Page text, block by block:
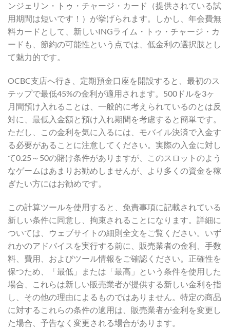
ンジェリン・トゥ・チャージ・カード（提供されている試
用期間は短いです！）が挙げられます。しかし、年会費無
料カードとして、新しいINGライム・トゥ・チャージ・カ
ードも、節約の可能性という点では、低金利の選択肢とし
て魅力的です。
OCBC支店へ行き、定期預金口座を開設すると、最初のス
テップで最低45%の金利が適用されます。500ドルを3ヶ
月間預け入れることは、一般的に考えられているのとは反
対に、最低入金額と預け入れ期間を考慮すると簡単です。
ただし、この金利を気に入るには、モバイル決済で入金す
る必要があることに注意してください。実際の入金に対し
て0.25～50の賭け条件がありますが、このスロットのよう
なゲームはあまりお勧めしませんが、より多くの資金を稼
ぎたい方にはお勧めです。
この計算ツールを使用すると、免責事項に記載されている
新しい条件に同意し、拘束されることになります。詳細に
ついては、ウェブサイトの細則全文をご覧ください。いず
れかのアドバイスを実行する前に、販売業者の金利、手数
料、費用、およびツール情報をご確認ください。正確性を
保つため、「最低」または「最高」という条件を使用した
場合、これらは新しい販売業者が提供する新しい金利を指
し、その他の理由によるものではありません。特定の商品
に対するこれらの条件の適用は、販売業者が金利を変更し
た場合、予告なく変更される場合があります。